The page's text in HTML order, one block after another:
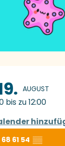
AUGUST
bis zu 12:00
61 54 ▒▒